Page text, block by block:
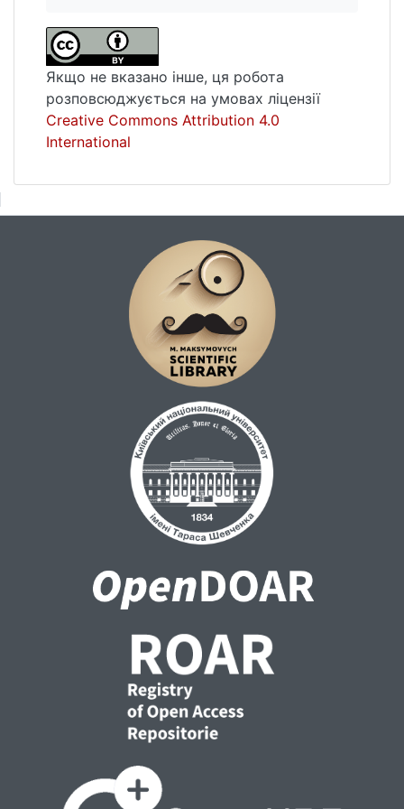
Якщо не вказано інше, ця робота
розповсюджується на умовах ліцензії
Creative Commons Attribution 4.0
International